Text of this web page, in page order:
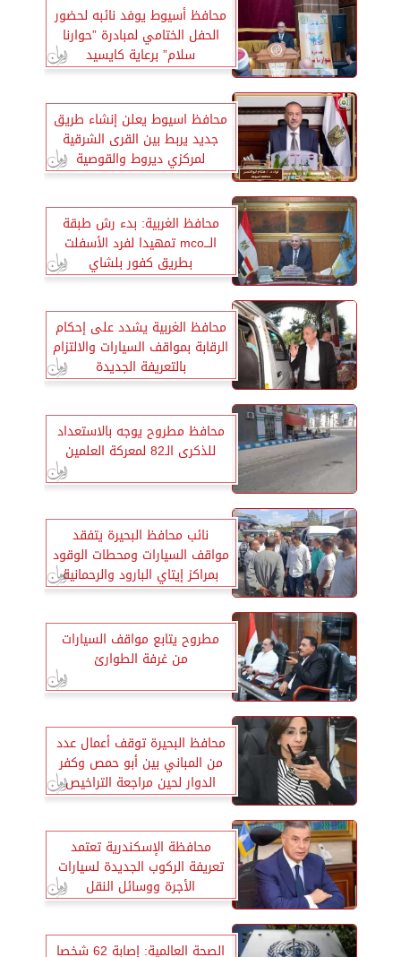
محافظ أسيوط يوفد نائبه لحضور
الحفل الختامي لمبادرة ”حوارنا
سلام” برعاية كايسيد
محافظ اسيوط يعلن إنشاء طريق
جديد يربط بين القرى الشرقية
لمركزي ديروط والقوصية
محافظ الغربية: بدء رش طبقة
الـــmco تمهيدا لفرد الأسفلت
بطريق كفور بلشاي
محافظ الغربية يشدد على إحكام
الرقابة بمواقف السيارات والالتزام
بالتعريفة الجديدة
محافظ مطروح يوجه بالاستعداد
للذكرى الـ82 لمعركة العلمين
نائب محافظ البحيرة يتفقد
مواقف السيارات ومحطات الوقود
بمراكز إيتاي البارود والرحمانية
مطروح يتابع مواقف السيارات
من غرفة الطوارئ
محافظ البحيرة توقف أعمال عدد
من المباني بين أبو حمص وكفر
الدوار لحين مراجعة التراخيص
محافظة الإسكندرية تعتمد
تعريفة الركوب الجديدة لسيارات
الأجرة ووسائل النقل
الصحة العالمية: إصابة 62 شخصا